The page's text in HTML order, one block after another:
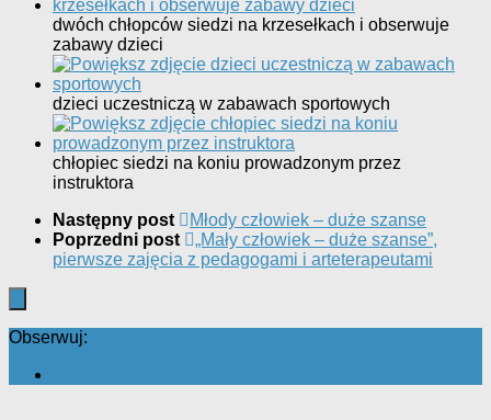
dwóch chłopców siedzi na krzesełkach i obserwuje
zabawy dzieci
dzieci uczestniczą w zabawach sportowych
chłopiec siedzi na koniu prowadzonym przez
instruktora
Następny post
Młody człowiek – duże szanse
Poprzedni post
„Mały człowiek – duże szanse”,
pierwsze zajęcia z pedagogami i arteterapeutami
Obserwuj: